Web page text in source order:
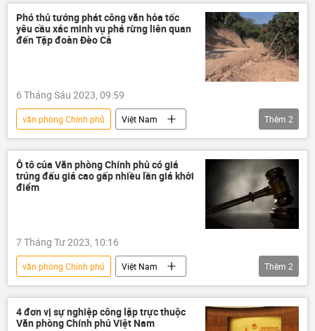
Phó thủ tướng phát công văn hỏa tốc
yêu cầu xác minh vụ phá rừng liên quan
đến Tập đoàn Đèo Cả
6 Tháng Sáu 2023, 09:59
văn phòng Chính phủ
Việt Nam
thông tin
phá rừng Chính phủ
Thêm 2
Ô tô của Văn phòng Chính phủ có giá
trúng đấu giá cao gấp nhiều lần giá khởi
điểm
7 Tháng Tư 2023, 10:16
văn phòng Chính phủ
Việt Nam
thông tin
đấu giá xe ô-tô
Thêm 2
4 đơn vị sự nghiệp công lập trực thuộc
Văn phòng Chính phủ Việt Nam